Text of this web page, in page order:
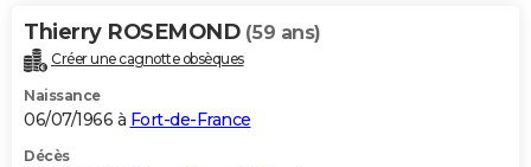
Thierry ROSEMOND (59 ans)
Créer une cagnotte obsèques
Naissance
06/07/1966 à Fort-de-France
Décès